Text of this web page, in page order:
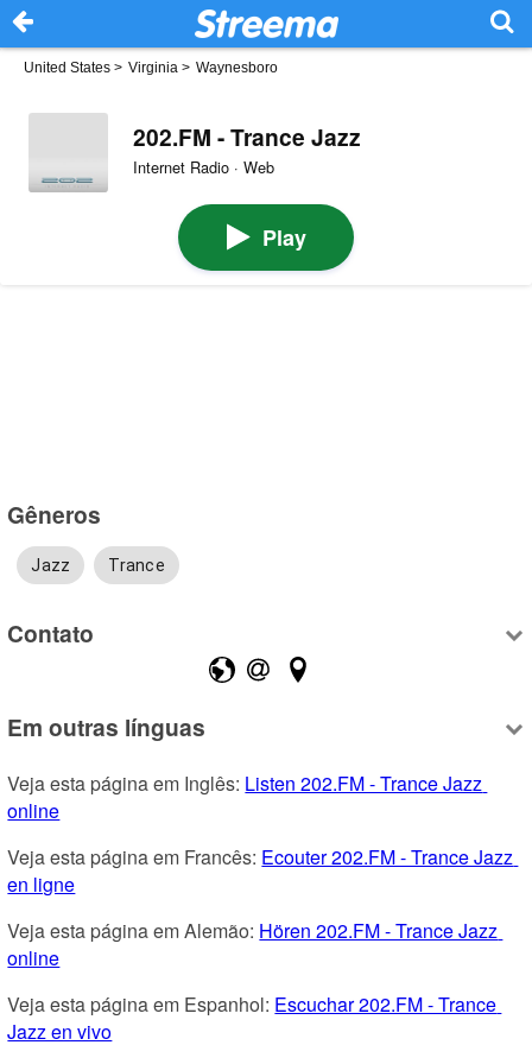
United States > Virginia > Waynesboro
202.FM - Trance Jazz
Internet Radio · Web
Play
Gêneros
Jazz Trance
Contato
Em outras línguas
Veja esta página em Inglês: Listen 202.FM - Trance Jazz
online
Veja esta página em Francês: Ecouter 202.FM - Trance Jazz
en ligne
Veja esta página em Alemão: Hören 202.FM - Trance Jazz
online
Veja esta página em Espanhol: Escuchar 202.FM - Trance
Jazz en vivo